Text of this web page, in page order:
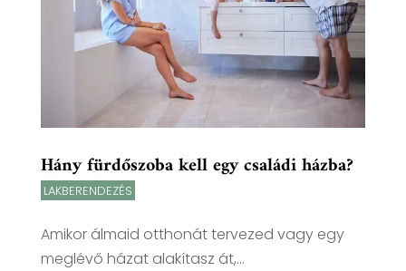
Hány fürdőszoba kell egy családi házba?
LAKBERENDEZÉS
Amikor álmaid otthonát tervezed vagy egy
meglévő házat alakítasz át,...